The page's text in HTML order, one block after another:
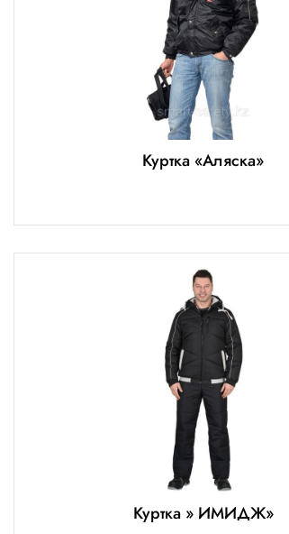
Куртка «Аляска»
Куртка » ИМИДЖ»